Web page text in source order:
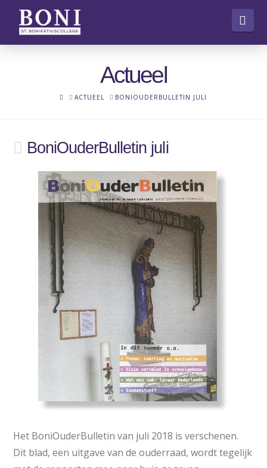
Actueel
HOME
ACTUEEL BONIOUDERBULLETIN JULI
BoniOuderBulletin juli
Het BoniOuderBulletin van juli 2018 is verschenen.
Dit blad, een uitgave van de ouderraad, wordt tegelijk